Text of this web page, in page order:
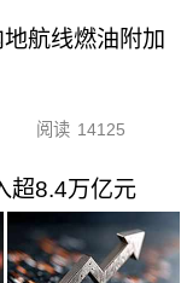
航线燃油附加
阅读 14125
超8.4万亿元